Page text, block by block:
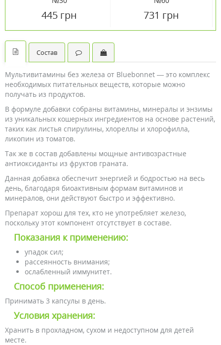
445 грн 731 грн
Состав
Мультивитамины без железа от Bluebonnet — это комплекс
необходимых питательных веществ, которые можно
получать из продуктов.
В формуле добавки собраны витамины, минералы и энзимы
из уникальных кошерных ингредиентов на основе растений,
таких как листья спирулины, хлореллы и хлорофилла,
ликопин из томатов.
Так же в состав добавлены мощные антивозрастные
антиоксиданты из фруктов граната.
Данная добавка обеспечит энергией и бодростью на весь
день, благодаря биоактивным формам витаминов и
минералов, они действуют быстро и эффективно.
Препарат хорош для тех, кто не употребляет железо,
поскольку этот компонент отсутствует в составе.
Показания к применению:
упадок сил;
рассеянность внимания;
ослабленный иммунитет.
Способ применения:
Принимать 3 капсулы в день.
Условия хранения:
Хранить в прохладном, сухом и недоступном для детей
месте.